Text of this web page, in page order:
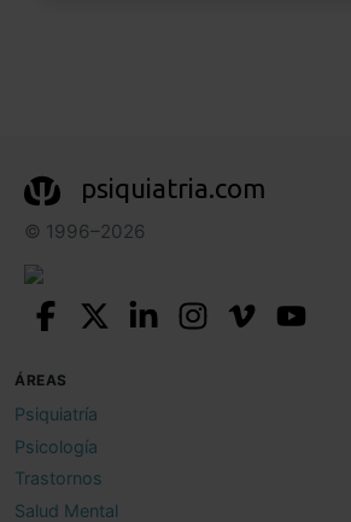
psiquiatria.com
© 1996–2026
ÁREAS
Psiquiatría
Psicología
Trastornos
Salud Mental